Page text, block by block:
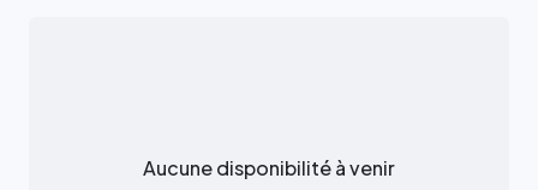
Aucune disponibilité à venir